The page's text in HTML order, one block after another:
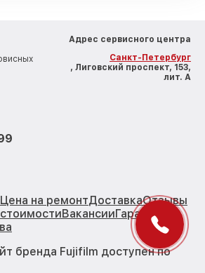
Адрес сервисного центра
Санкт-Петербург
, Лиговский проспект, 153,
лит. А
Цена на ремонтДоставкаОтзывы
ВакансииГарантии
бренда Fujifilm доступен по